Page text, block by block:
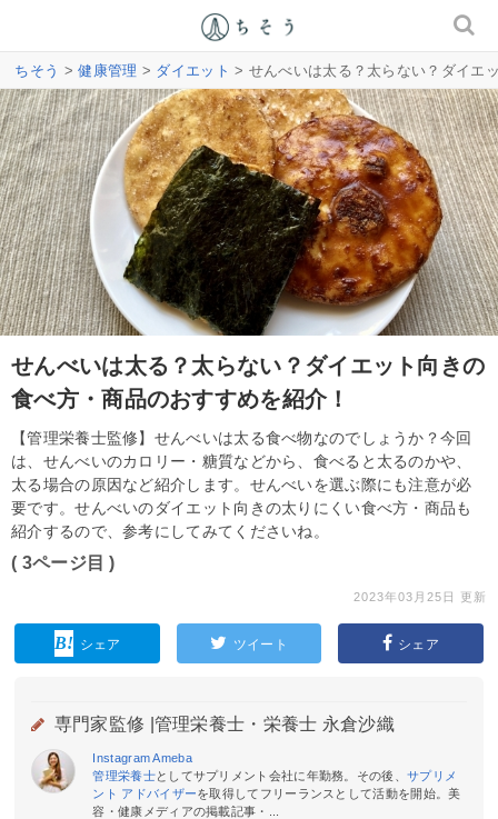
ちそう >健康管理 > ダイエット > せんべいは太る？太らない？ダイエ
せんべいは太る？太らない？ダイエット向きの
食べ方・商品のおすすめを紹介！
【管理栄養士監修】せんべいは太る食べ物なのでしょうか？今回
は、せんべいのカロリー・糖質などから、食べると太るのかや、
太る場合の原因など紹介します。せんべいを選ぶ際にも注意が必
要です。せんべいのダイエット向きの太りにくい食べ方・商品も
紹介するので、参考にしてみてくださいね。
( 3ページ目 )
2023年03月25日 更新
シェア ツイート シェア
専門家監修 | 管理栄養士・栄養士 永倉沙織
Instagram Ameba
管理栄養士としてサプリメント会社に年勤務。その後、 サプリメ
ント アドバイザーを取得してフリーランスとして活動を開始。美
容・健康メディアの掲載記事・...